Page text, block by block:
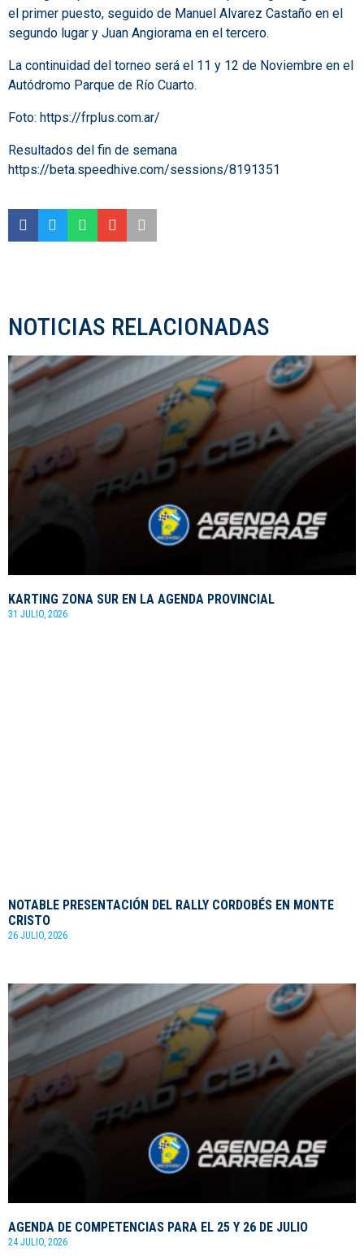
el primer puesto, seguido de Manuel Alvarez Castaño en el
segundo lugar y Juan Angiorama en el tercero.
La continuidad del torneo será el 11 y 12 de Noviembre en el
Autódromo Parque de Río Cuarto.
Foto: https://frplus.com.ar/
Resultados del fin de semana
https://beta.speedhive.com/sessions/8191351
NOTICIAS RELACIONADAS
KARTING ZONA SUR EN LA AGENDA PROVINCIAL
31 JULIO, 2026
NOTABLE PRESENTACIÓN DEL RALLY CORDOBÉS EN MONTE
CRISTO
26 JULIO, 2026
AGENDA DE COMPETENCIAS PARA EL 25 Y 26 DE JULIO
24 JULIO, 2026